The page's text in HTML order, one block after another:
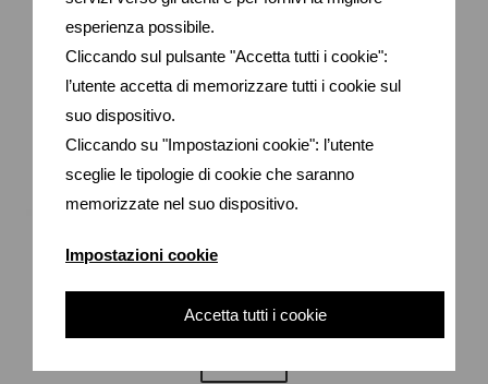
esperienza possibile.
Cliccando sul pulsante "Accetta tutti i cookie":
l’utente accetta di memorizzare tutti i cookie sul
suo dispositivo.
Cliccando su "Impostazioni cookie": l’utente
sceglie le tipologie di cookie che saranno
memorizzate nel suo dispositivo.
Impostazioni cookie
Accetta tutti i cookie
COD 553 – GIROCOLLO JAQUARD PIEDPOULE PURA LANA